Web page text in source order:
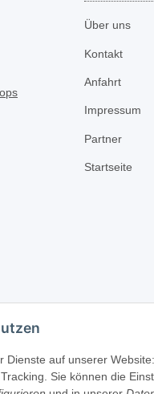
Über uns
Kontakt
Anfahrt
Impressum
Partner
Startseite
auf unserer
Sie können die